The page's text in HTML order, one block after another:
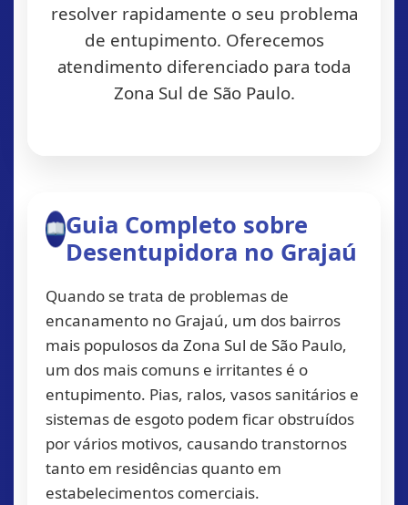
resolver rapidamente o seu problema
de entupimento. Oferecemos
atendimento diferenciado para toda
Zona Sul de São Paulo.
Guia Completo sobre
Desentupidora no Grajaú
Quando se trata de problemas de
encanamento no Grajaú, um dos bairros
mais populosos da Zona Sul de São Paulo,
um dos mais comuns e irritantes é o
entupimento. Pias, ralos, vasos sanitários e
sistemas de esgoto podem ficar obstruídos
por vários motivos, causando transtornos
tanto em residências quanto em
estabelecimentos comerciais.